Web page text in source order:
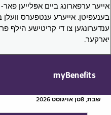
אייער ערפארונג ביים אפּלייען
בענעפיטן. אייערע ענטפערס וועלן
ענדערונגען צו די קריטישע הילף
יארקער.
myBenefits
שבת, 8טן אויגוסט 2026